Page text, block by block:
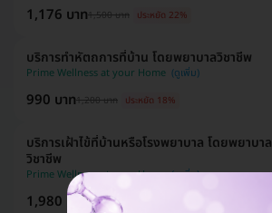
1,176 บาท1,500 บาท ประหยัด 22%
บริการทำหัตถการที่บ้าน โดยพยาบาลวิชาชีพ
Prime Wellness at your Home
990 บาท1,200 บาท ประหยัด 18%
บริการเฝ้าไข้ที่บ้านหรือโรงพยาบาล โดยพยาบาล
วิชาชีพ
Prime Wellness at your Home
1,980 บาท2,500 บาท